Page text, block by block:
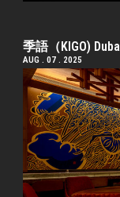
季語（KIGO)
AUG . 07 . 2025